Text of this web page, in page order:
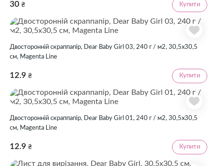
30 ₴ Купити
Двосторонній скраппапір, Dear Baby Girl 03, 240 г / м2, 30,5х30,5
см, Magenta Line
12.9 ₴ Купити
Двосторонній скраппапір, Dear Baby Girl 01, 240 г / м2, 30,5х30,5
см, Magenta Line
12.9 ₴ Купити